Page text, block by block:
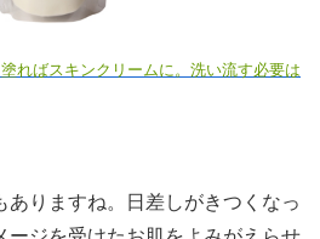
ればスキンクリームに。洗い流す必要は
ありますね。日差しがきつくなっ